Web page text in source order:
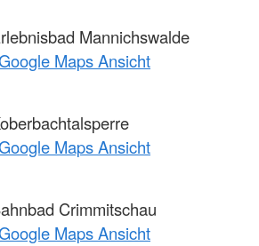
Mannichswalde
Maps Ansicht
Maps Ansicht
Crimmitschau
Maps Ansicht